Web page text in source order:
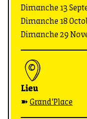
Dimanche 13
Dimanche 18
Dimanche 29
Lieu
➽ Grand'Place